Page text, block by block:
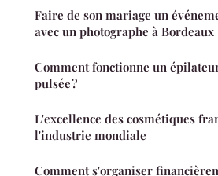
Faire de son mariage un
avec un photographe à Bordeaux
Comment fonctionne un
pulsée ?
L'excellence des cosmétiques
l'industrie mondiale
Comment s'organiser